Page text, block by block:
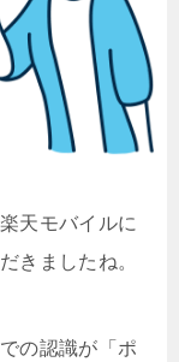
天モバイルに
きましたね。
の認識が「ポ